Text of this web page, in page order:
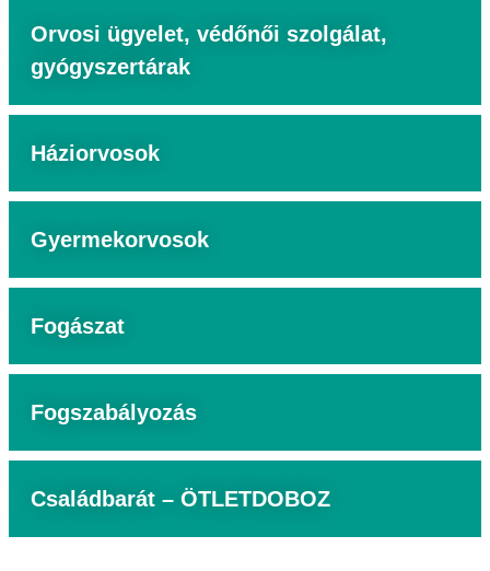
Orvosi ügyelet, védőnői szolgálat,
gyógyszertárak
Háziorvosok
Gyermekorvosok
Fogászat
Fogszabályozás
Családbarát – ÖTLETDOBOZ